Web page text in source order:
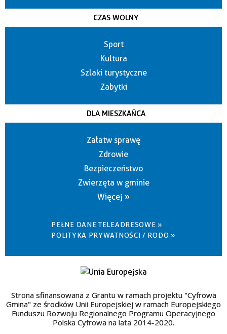
CZAS WOLNY
Sport
Kultura
Szlaki turystyczne
Zabytki
DLA MIESZKAŃCA
Załatw sprawę
Zdrowie
Bezpieczeństwo
Zwierzęta w gminie
Więcej »
PEŁNE DANE TELEADRESOWE »
POLITYKA PRYWATNOŚCI / RODO »
Strona sfinansowana z Grantu w ramach projektu "Cyfrowa
Gmina" ze środków Unii Europejskiej w ramach Europejskiego
Funduszu Rozwoju Regionalnego Programu Operacyjnego
Polska Cyfrowa na lata 2014-2020.